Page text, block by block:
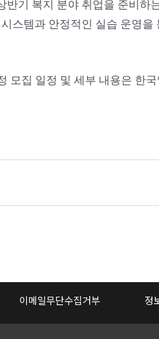
기 복지 분야 취업을 준비하
스템과 안정적인 실습 운영
모집 일정 및 세부 내용은 한
이메일무단수집거부 정